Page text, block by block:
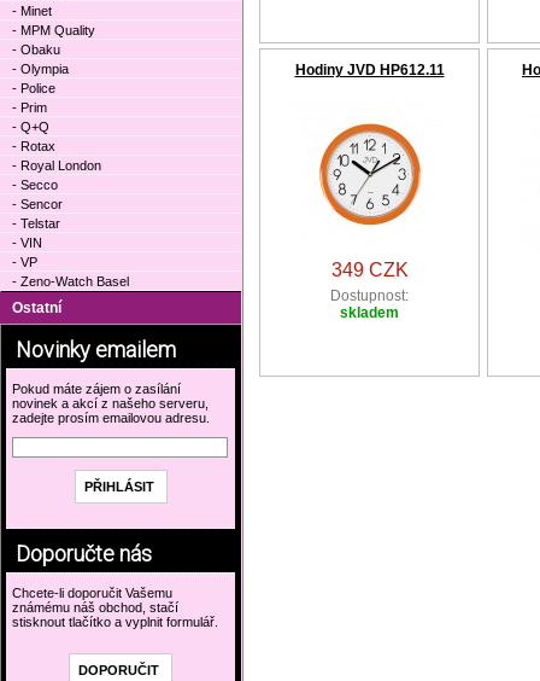
Hodiny JVD HP612.11
349 CZK
Dostupnost:
skladem
- Minet
- MPM Quality
- Obaku
- Olympia
- Police
- Prim
- Q+Q
- Rotax
- Royal London
- Secco
- Sencor
- Telstar
- VIN
- VP
- Zeno-Watch Basel
Ostatní
Novinky emailem
Pokud máte zájem o zasílání
novinek a akcí z našeho serveru,
zadejte prosím emailovou adresu.
Doporučte nás
Chcete-li doporučit Vašemu
známému náš obchod, stačí
stisknout tlačítko a vyplnit formulář.